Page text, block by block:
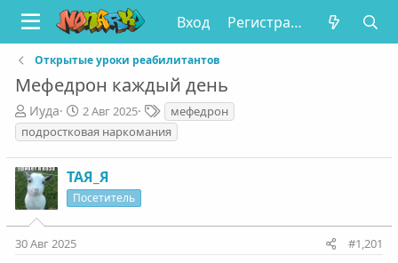
Вход Регистрация
Открытые уроки реабилитантов
Мефедрон каждый день
А
в
т
о
р
т
е
м
ы
Иуда
Д
а
т
а
н
а
ч
а
2 Авг 2025
Т
е
г
и
мефедрон
подростковая наркомания
ТАЯ_Я
Посетитель
30 Авг 2025 #1,201